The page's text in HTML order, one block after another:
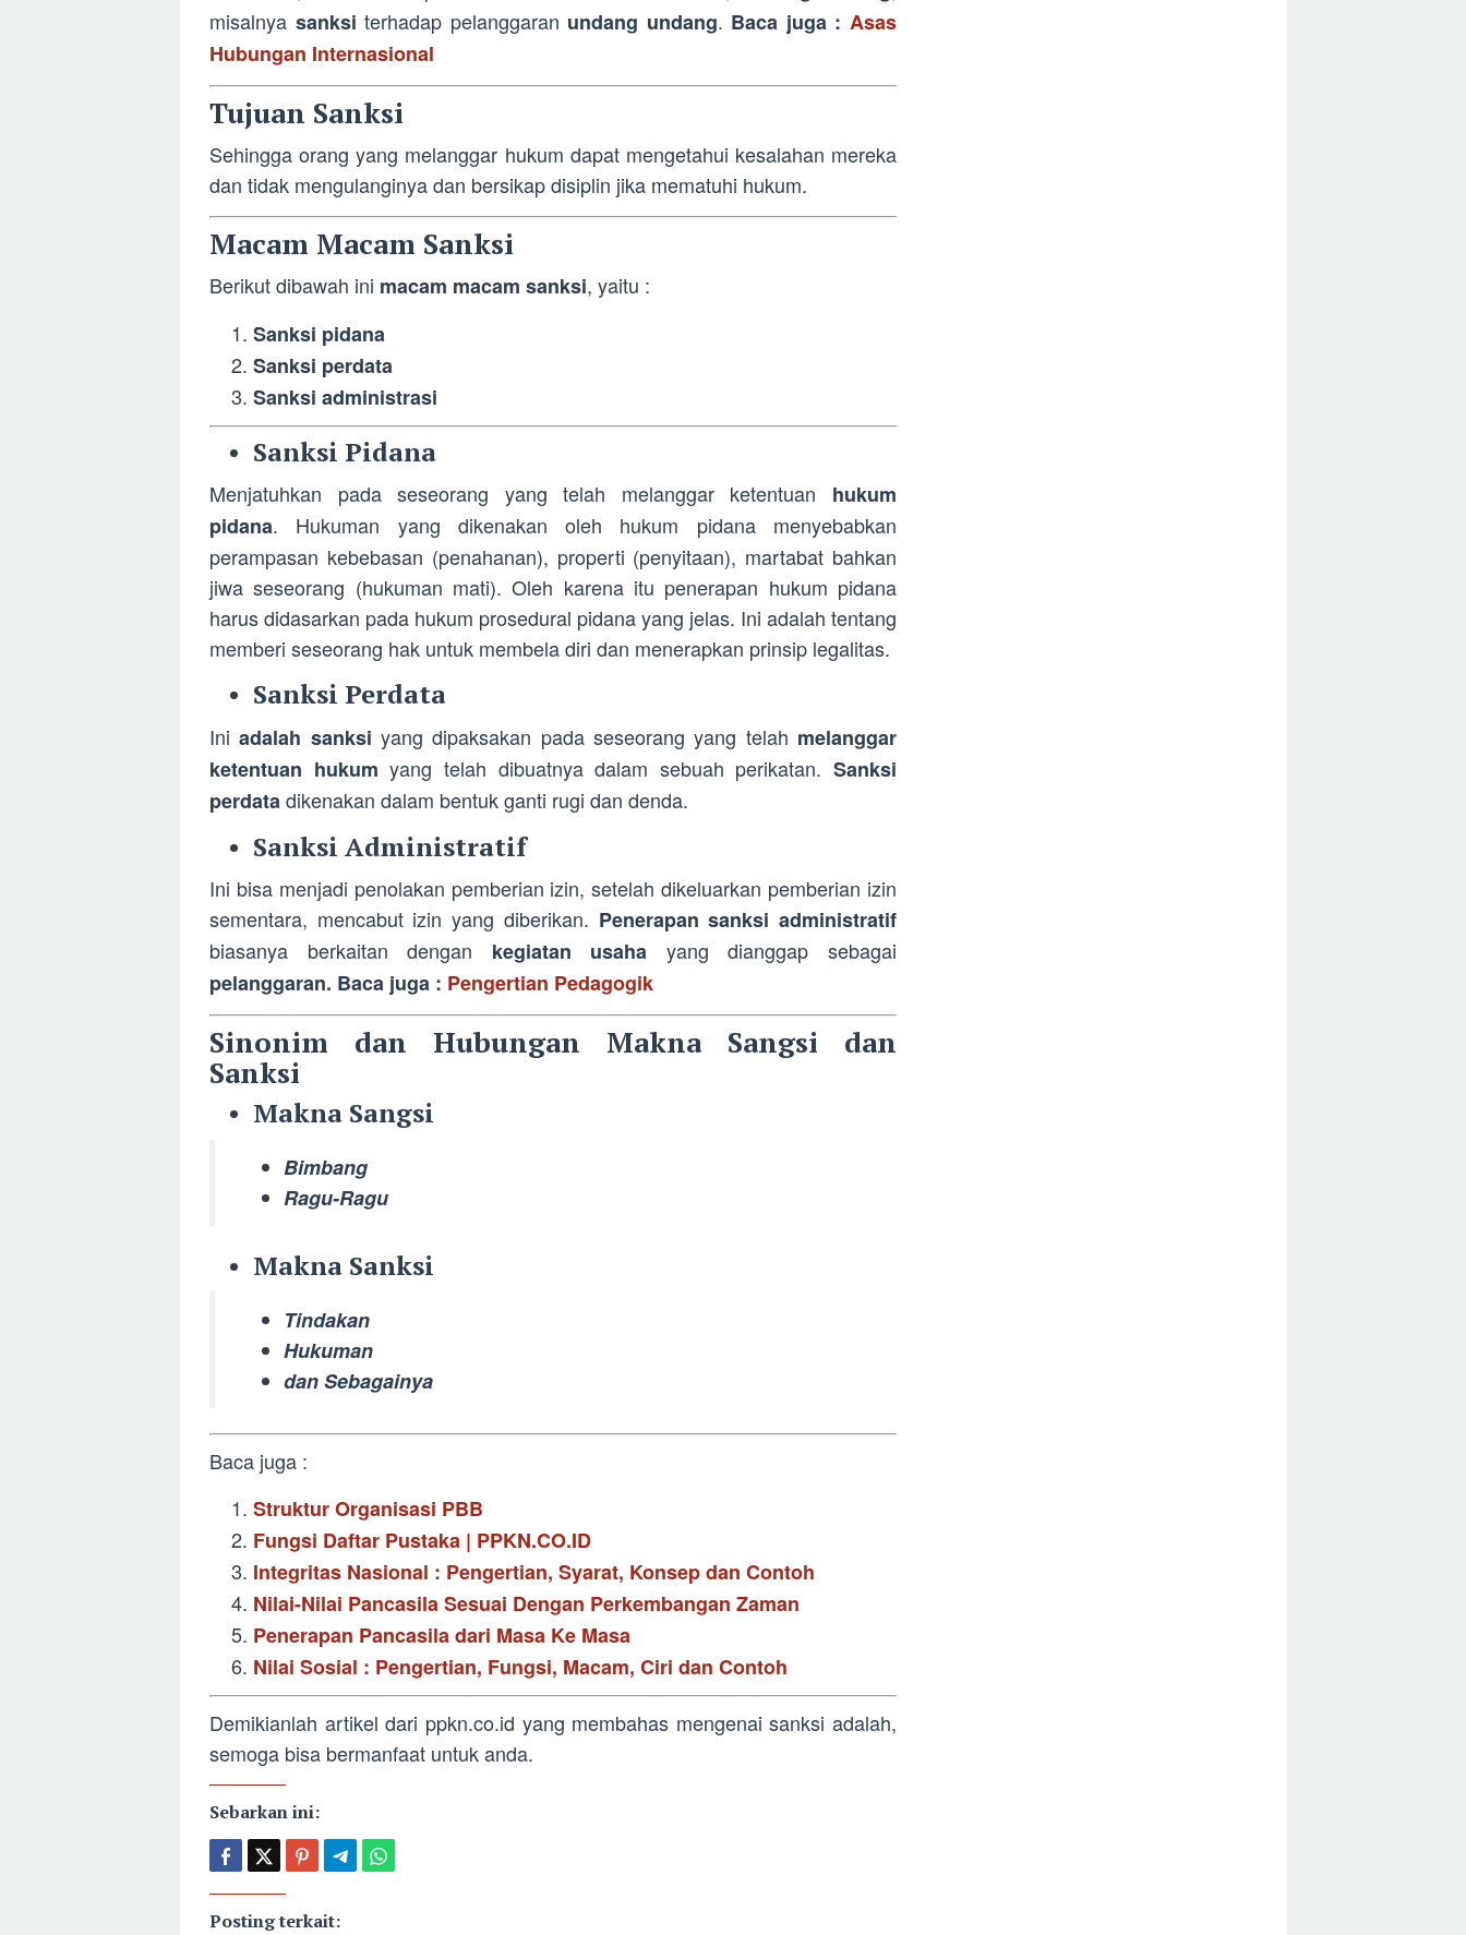
misalnya sanksi terhadap pelanggaran undang undang. Baca juga :Asas
Hubungan Internasional
Tujuan Sanksi
Sehingga orang yang melanggar hukum dapat mengetahui kesalahan mereka
dan tidak mengulanginya dan bersikap disiplin jika mematuhi hukum.
Macam Macam Sanksi
Berikut dibawah ini macam macam sanksi, yaitu :
Sanksi pidana
Sanksi perdata
Sanksi administrasi
Sanksi Pidana
Menjatuhkan pada seseorang yang telah melanggar ketentuan hukum
pidana. Hukuman yang dikenakan oleh hukum pidana menyebabkan
perampasan kebebasan (penahanan), properti (penyitaan), martabat bahkan
jiwa seseorang (hukuman mati). Oleh karena itu penerapan hukum pidana
harus didasarkan pada hukum prosedural pidana yang jelas. Ini adalah tentang
memberi seseorang hak untuk membela diri dan menerapkan prinsip legalitas.
Sanksi Perdata
Iniadalah sanksi yang dipaksakan pada seseorang yang telah melanggar
ketentuan hukum yang telah dibuatnya dalam sebuah perikatan. Sanksi
perdatadikenakan dalam bentuk ganti rugi dan denda.
Sanksi Administratif
Ini bisa menjadi penolakan pemberian izin, setelah dikeluarkan pemberian izin
sementara, mencabut izin yang diberikan. Penerapan sanksi administratif
biasanya berkaitan dengan kegiatan usaha yang dianggap sebagai
pelanggaran. Baca juga : Pengertian Pedagogik
Sinonim dan Hubungan Makna Sangsi dan
Sanksi
Makna Sangsi
Bimbang
Ragu-Ragu
Makna Sanksi
Tindakan
Hukuman
dan Sebagainya
Baca juga :
Struktur Organisasi PBB
Fungsi Daftar Pustaka | PPKN.CO.ID
Integritas Nasional : Pengertian, Syarat, Konsep dan Contoh
Nilai-Nilai Pancasila Sesuai Dengan Perkembangan Zaman
Penerapan Pancasila dari Masa Ke Masa
Nilai Sosial : Pengertian, Fungsi, Macam, Ciri dan Contoh
Demikianlah artikel dari ppkn.co.id yang membahas mengenai sanksi adalah,
semoga bisa bermanfaat untuk anda.
Sebarkan ini:
Posting terkait: